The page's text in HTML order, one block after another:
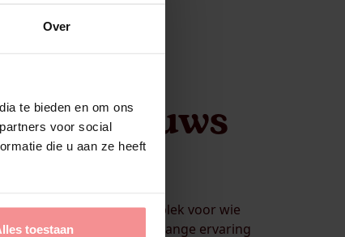
Over
te bieden en om ons
voor social
die u aan ze heeft
toestaan
nieuws
van LadiesNight. Dé plek voor wie
brengt. Met jarenlange ervaring